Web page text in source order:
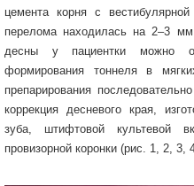
цемента корня с
перелома находилась на 2–3
десны у пациентки можно
формирования тоннеля в
препарирования
коррекция десневого края,
зуба, штифтовой культевой
провизорной коронки (рис. 1, 2, 3,